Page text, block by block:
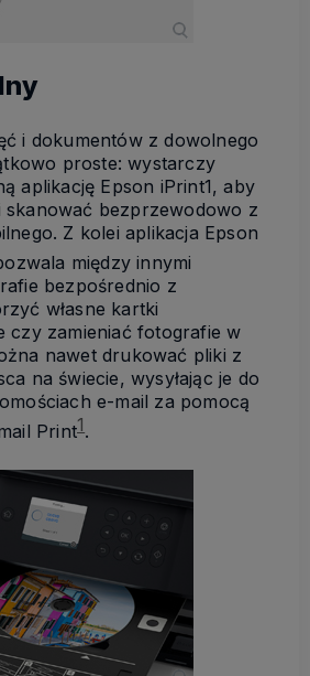
i dokumentów z dowolnego
proste: wystarczy
aplikację Epson iPrint1, aby
skanować bezprzewodowo z
Z kolei aplikacja Epson
między innymi
bezpośrednio z
własne kartki
czy zamieniać fotografie w
nawet drukować pliki z
na świecie, wysyłając je do
e-mail za pomocą
Print1.